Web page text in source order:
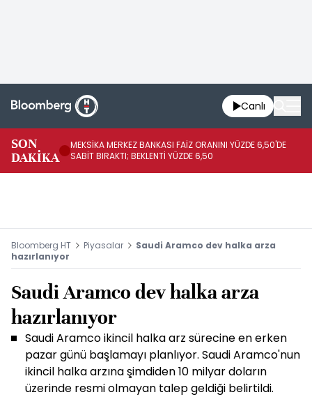
Canlı
SON
DAKİKA
MEKSİKA MERKEZ BANKASI FAİZ ORANINI YÜZDE 6,50'DE
SABİT BIRAKTI; BEKLENTİ YÜZDE 6,50
Bloomberg HT Piyasalar
Saudi Aramco dev halka arza
hazırlanıyor
Saudi Aramco dev halka arza
hazırlanıyor
Saudi Aramco ikincil halka arz sürecine en erken
pazar günü başlamayı planlıyor. Saudi Aramco'nun
ikincil halka arzına şimdiden 10 milyar doların
üzerinde resmi olmayan talep geldiği belirtildi.